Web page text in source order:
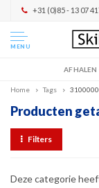
+31 (0)85 - 13 07
MENU
Home Tags
Producten
Filters
Deze categorie